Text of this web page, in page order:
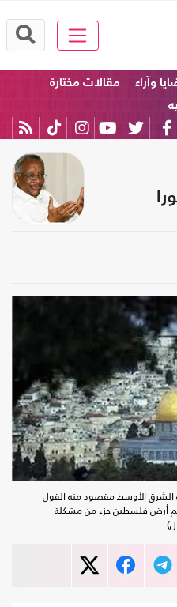
وآراء
مقالات مختارة
الشرق الأوسط مقصود منه القول
أرض فلسطين جزء من مشكلة